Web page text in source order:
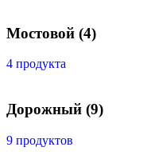
Мостовой (4)
4 продукта
Дорожный (9)
9 продуктов